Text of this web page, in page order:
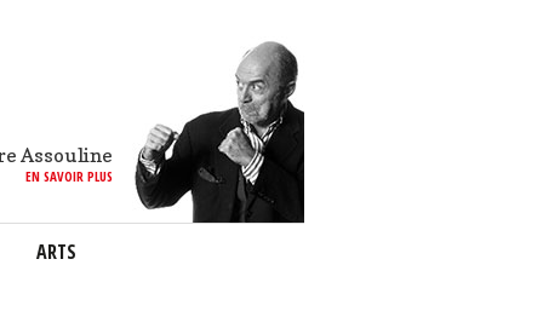
Assouline
EN SAVOIR PLUS
ARTS